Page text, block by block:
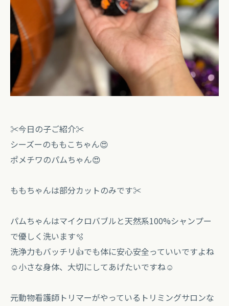
✂️今日の子ご紹介✂️
シーズーのももこちゃん😍
ポメチワのパムちゃん😍
ももちゃんは部分カットのみです✂️
パムちゃんはマイクロバブルと天然系100%シャンプー
で優しく洗います🫧
洗浄力もバッチリ👍でも体に安心安全っていいですよね
☺️小さな身体、大切にしてあげたいですね☺️
元動物看護師トリマーがやっているトリミングサロンな